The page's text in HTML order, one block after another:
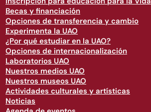
Becas y financiación
Opciones de transferencia y cambio
Experimenta la UAO
¿Por qué estudiar en la UAO?
Opciones de internacionalización
Laboratorios UAO
Nuestros medios UAO
Nuestros museos UAO
Actividades culturales y artísticas
Noticias